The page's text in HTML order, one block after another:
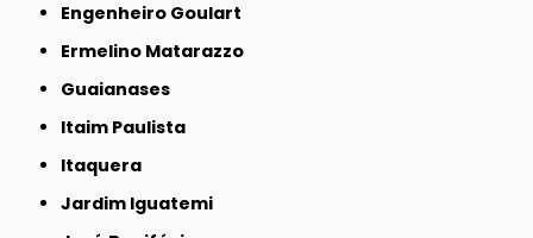
Engenheiro Goulart
Ermelino Matarazzo
Guaianases
Itaim Paulista
Itaquera
Jardim Iguatemi